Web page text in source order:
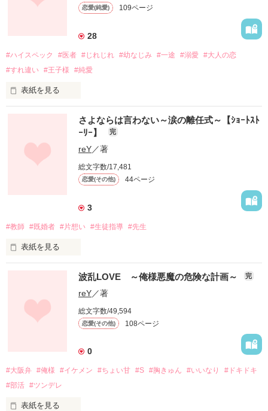
恋愛(純愛) 109ページ
28
#ハイスペック #医者 #じれじれ #幼なじみ #一途 #溺愛 #大人の恋
#すれ違い #王子様 #純愛
表紙を見る
朝野 夏樹 (28)
「迎えに来た。」
交わる事は出来るのか…
純愛医療系ラブストーリー
さよならは言わない～涙の離任式～【ｼｮｰﾄｽﾄ
ｰﾘｰ】
完
reY／著
総文字数/17,481
恋愛(その他) 44ページ
3
#教師 #既婚者 #片想い #生徒指導 #先生
表紙を見る
体育館の床にしゃがみ込んだ
呼ばないで…
波乱LOVE ～俺様悪魔の危険な計画～ 完
reY／著
総文字数/49,594
恋愛(その他) 108ページ
0
#大阪弁 #俺様 #イケメン #ちょい甘 #S #胸きゅん #いいなり
#ドキドキ
#部活 #ツンデレ
表紙を見る